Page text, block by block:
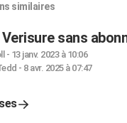
similaires
sans
- 13 janv. 2023 à 10:06
- 8 avr. 2025 à 07:47